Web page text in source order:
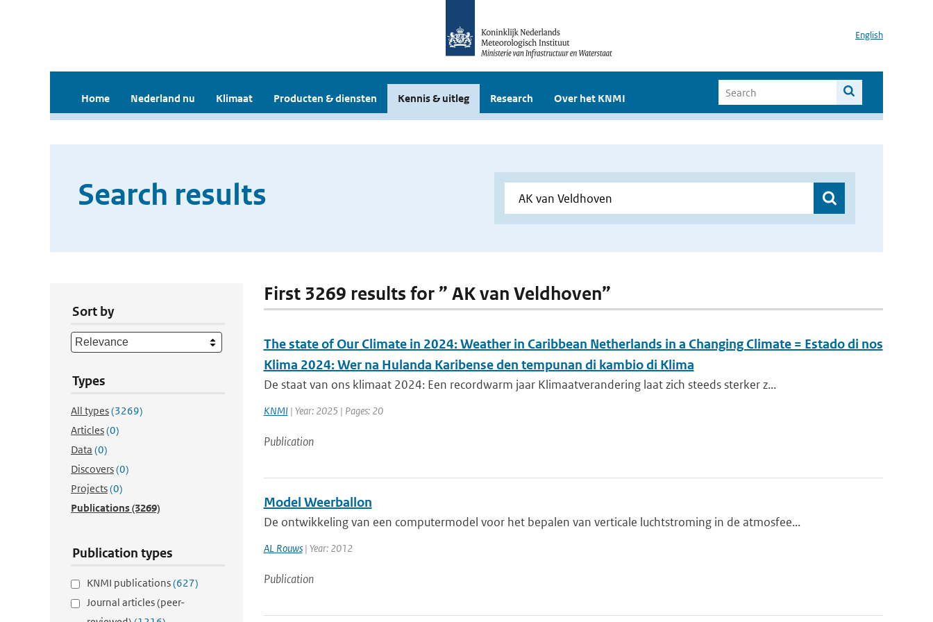
English
Home Nederland nu Klimaat Producten & diensten Kennis & uitleg Research Over het KNMI
Search results
Sort by
Types
All types(3269)
Articles(0)
Data (0)
Discovers(0)
Projects(0)
Publications(3269)
Publication types
KNMI publications(627)
Journal articles (peer-
First 3269 results for ” AK van Veldhoven”
The state of Our Climate in 2024: Weather in Caribbean Netherlands in a Changing Climate = Estado di nos
Klima 2024: Wer na Hulanda Karibense den tempunan di kambio di Klima
De staat van ons klimaat 2024: Een recordwarm jaar Klimaatverandering laat zich steeds sterker z...
KNMI | Year: 2025 | Pages: 20
Publication
Model Weerballon
De ontwikkeling van een computermodel voor het bepalen van verticale luchtstroming in de atmosfee...
AL Rouws| Year: 2012
Publication